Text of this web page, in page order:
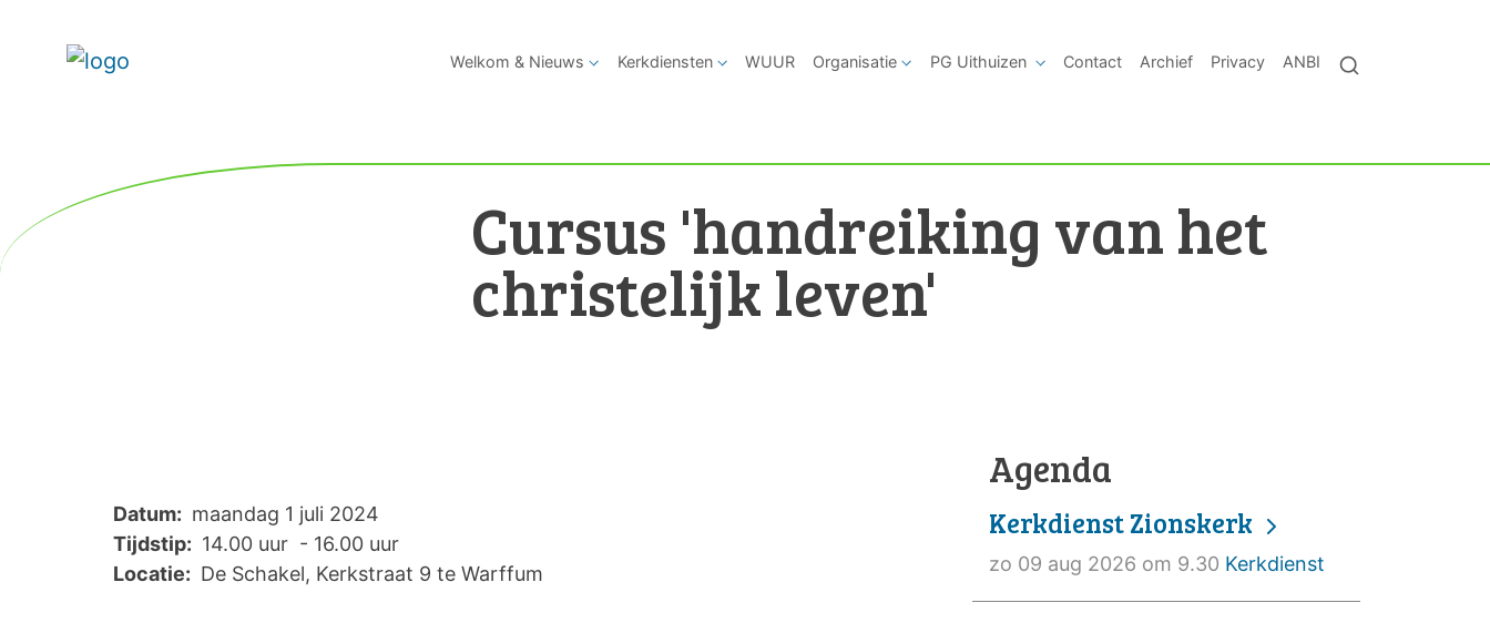
Welkom & Nieuws Kerkdiensten WUUR Organisatie PG Uithuizen Contact Archief Privacy ANBI
Cursus 'handreiking van het
christelijk leven'
Datum: maandag 1 juli 2024
Tijdstip: 14.00 uur - 16.00 uur
Locatie: De Schakel, Kerkstraat 9 te Warffum
Agenda
Kerkdienst Zionskerk
zo 09 aug 2026 om 9.30 Kerkdienst